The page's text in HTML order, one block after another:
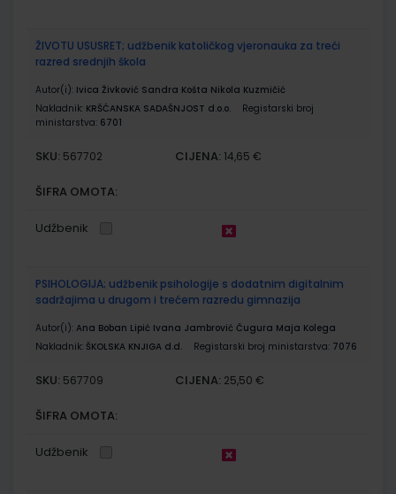
ŽIVOTU USUSRET; udžbenik katoličkog vjeronauka za treći
razred srednjih škola
Autor(i): Ivica Živković Sandra Košta Nikola Kuzmičić
Nakladnik: KRŠĆANSKA SADAŠNJOST d.o.o.
Registarski broj
ministarstva: 6701
SKU: 567702 CIJENA: 14,65 €
ŠIFRA OMOTA:
Udžbenik
PSIHOLOGIJA; udžbenik psihologije s dodatnim digitalnim
sadržajima u drugom i trećem razredu gimnazija
Autor(i): Ana Boban Lipić Ivana Jambrović Čugura Maja Kolega
Nakladnik: ŠKOLSKA KNJIGA d.d. Registarski broj ministarstva: 7076
SKU: 567709 CIJENA: 25,50 €
ŠIFRA OMOTA:
Udžbenik